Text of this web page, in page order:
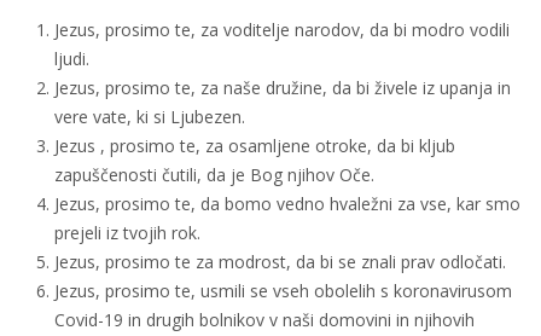
Jezus, prosimo te, za voditelje narodov, da bi modro vodili
ljudi.
Jezus, prosimo te, za naše družine, da bi živele iz upanja in
vere vate, ki si Ljubezen.
Jezus , prosimo te, za osamljene otroke, da bi kljub
zapuščenosti čutili, da je Bog njihov Oče.
Jezus, prosimo te, da bomo vedno hvaležni za vse, kar smo
prejeli iz tvojih rok.
Jezus, prosimo te za modrost, da bi se znali prav odločati.
Jezus, prosimo te, usmili se vseh obolelih s koronavirusom
Covid-19 in drugih bolnikov v naši domovini in njihovih